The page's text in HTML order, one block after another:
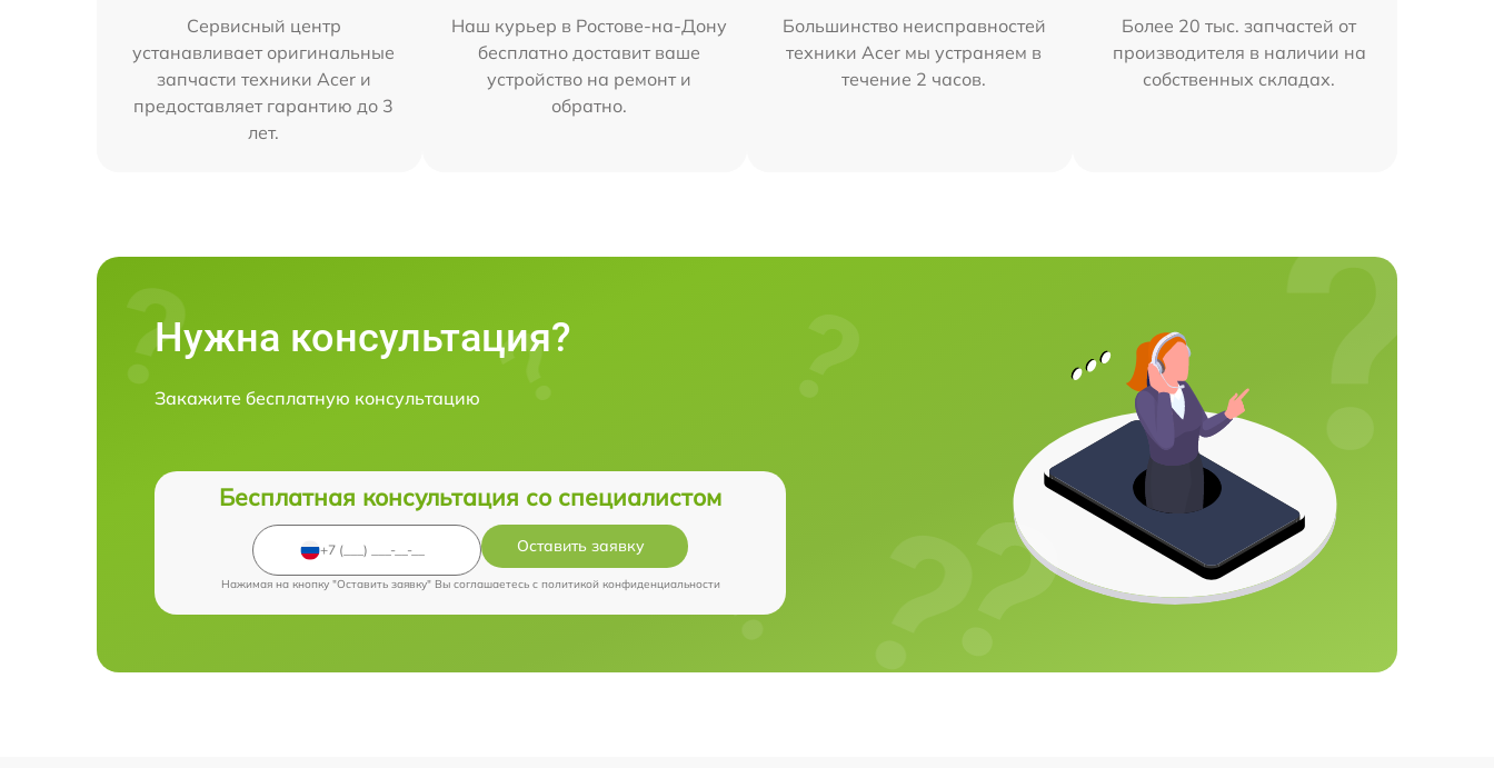
Сервисный центр
устанавливает оригинальные
запчасти техники Acer и
предоставляет гарантию до 3
лет.
Наш курьер в Ростове-на-Дону
бесплатно доставит ваше
устройство на ремонт и
обратно.
Большинство неисправностей
техники Acer мы устраняем в
течение 2 часов.
Более 20 тыс. запчастей от
производителя в наличии на
собственных складах.
Нужна консультация?
Закажите бесплатную консультацию
Бесплатная консультация со специалистом
Оставить заявку
Нажимая на кнопку "Оставить заявку" Вы соглашаетесь c политикой конфиденциальности